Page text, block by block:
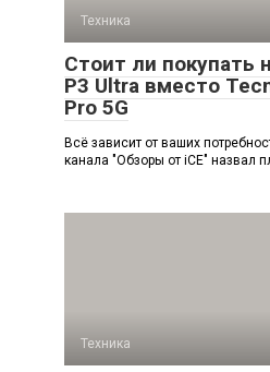
Техника
Стоит ли покупать
P3 Ultra вместо
Pro 5G
Всё зависит от ваших
канала "Обзоры от iCE" назвал
Техника